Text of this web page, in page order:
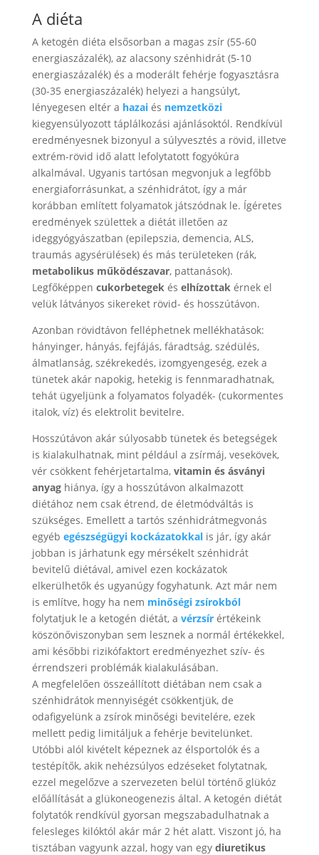
A diéta
A ketogén diéta elsősorban a magas zsír (55-60
energiaszázalék), az alacsony szénhidrát (5-10
energiaszázalék) és a moderált fehérje fogyasztásra
(30-35 energiaszázalék) helyezi a hangsúlyt,
lényegesen eltér a hazai és nemzetközi
kiegyensúlyozott táplálkozási ajánlásoktól. Rendkívül
eredményesnek bizonyul a súlyvesztés a rövid, illetve
extrém-rövid idő alatt lefolytatott fogyókúra
alkalmával. Ugyanis tartósan megvonjuk a legfőbb
energiaforrásunkat, a szénhidrátot, így a már
korábban említett folyamatok játszódnak le. Ígéretes
eredmények születtek a diétát illetően az
ideggyógyászatban (epilepszia, demencia, ALS,
traumás agysérülések) és más területeken (rák,
metabolikus működészavar, pattanások).
Legfőképpen cukorbetegekés elhízottakérnek el
velük látványos sikereket rövid- és hosszútávon.
Azonban rövidtávon felléphetnek mellékhatások:
hányinger, hányás, fejfájás, fáradtság, szédülés,
álmatlanság, székrekedés, izomgyengeség, ezek a
tünetek akár napokig, hetekig is fennmaradhatnak,
tehát ügyeljünk a folyamatos folyadék- (cukormentes
italok, víz) és elektrolit bevitelre.
Hosszútávon akár súlyosabb tünetek és betegségek
is kialakulhatnak, mint például a zsírmáj, vesekövek,
vér csökkent fehérjetartalma, vitamin és ásványi
anyaghiánya, így a hosszútávon alkalmazott
diétához nem csak étrend, de életmódváltás is
szükséges. Emellett a tartós szénhidrátmegvonás
egyéb egészségügyi kockázatokkalis jár, így akár
jobban is járhatunk egy mérsékelt szénhidrát
bevitelű diétával, amivel ezen kockázatok
elkerülhetők és ugyanúgy fogyhatunk. Azt már nem
is említve, hogy ha nem minőségi zsírokból
folytatjuk le a ketogén diétát, a vérzsírértékeink
köszönőviszonyban sem lesznek a normál értékekkel,
ami későbbi rizikófaktort eredményezhet szív- és
érrendszeri problémák kialakulásában.
A megfelelően összeállított diétában nem csak a
szénhidrátok mennyiségét csökkentjük, de
odafigyelünk a zsírok minőségi bevitelére, ezek
mellett pedig limitáljuk a fehérje bevitelünket.
Utóbbi alól kivételt képeznek az élsportolók és a
testépítők, akik nehézsúlyos edzéseket folytatnak,
ezzel megelőzve a szervezeten belül történő glükóz
előállítását a glükoneogenezis által. A ketogén diétát
folytatók rendkívül gyorsan megszabadulhatnak a
felesleges kilóktól akár már 2 hét alatt. Viszont jó, ha
tisztában vagyunk azzal, hogy van egy diuretikus